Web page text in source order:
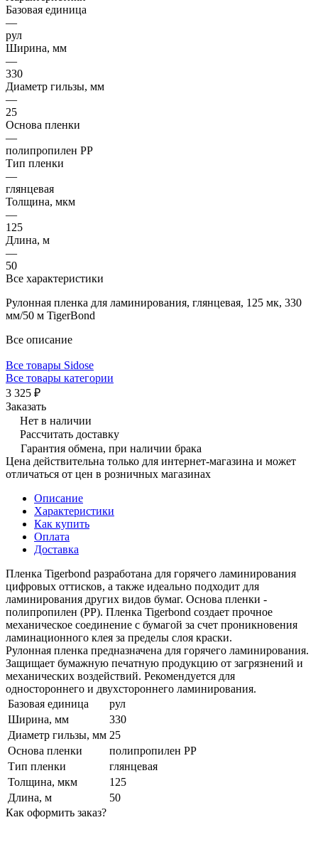
Базовая единица
—
рул
Ширина, мм
—
330
Диаметр гильзы, мм
—
25
Основа пленки
—
полипропилен PP
Тип пленки
—
глянцевая
Толщина, мкм
—
125
Длина, м
—
50
Все характеристики
Рулонная пленка для ламинирования, глянцевая, 125 мк, 330
мм/50 м TigerBond
Все описание
Все товары Sidose
Все товары категории
3 325 ₽
Заказать
Нет в наличии
Рассчитать доставку
Гарантия обмена, при наличии брака
Цена действительна только для интернет-магазина и может
отличаться от цен в розничных магазинах
Описание
Характеристики
Как купить
Оплата
Доставка
Пленка Tigerbond разработана для горячего ламинирования
цифровых оттисков, а также идеально подходит для
ламинирования других видов бумаг. Основа пленки -
полипропилен (PP). Пленка Tigerbond создает прочное
механическое соединение с бумагой за счет проникновения
ламинационного клея за пределы слоя краски.
Рулонная пленка предназначена для горячего ламинирования.
Защищает бумажную печатную продукцию от загрязнений и
механических воздействий. Рекомендуется для
одностороннего и двухстороннего ламинирования.
Базовая единица
рул
Ширина, мм
330
Диаметр гильзы, мм 25
Основа пленки
полипропилен PP
Тип пленки
глянцевая
Толщина, мкм
125
Длина, м
50
Как оформить заказ?